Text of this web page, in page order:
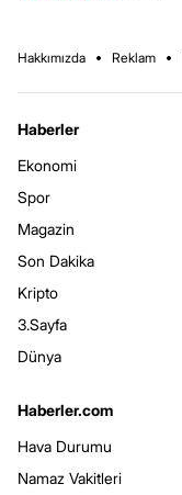
Hakkımızda Reklam
Haberler
Ekonomi
Spor
Magazin
Son Dakika
Kripto
3.Sayfa
Dünya
Haberler.com
Hava Durumu
Namaz Vakitleri